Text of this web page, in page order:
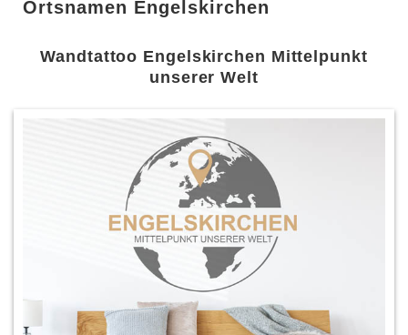
Ortsnamen Engelskirchen
Wandtattoo Engelskirchen Mittelpunkt
unserer Welt